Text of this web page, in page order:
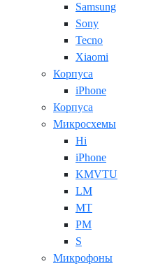
Samsung
Sony
Tecno
Xiaomi
Корпуса
iPhone
Корпуса
Микросхемы
Hi
iPhone
KMVTU
LM
MT
PM
S
Микрофоны